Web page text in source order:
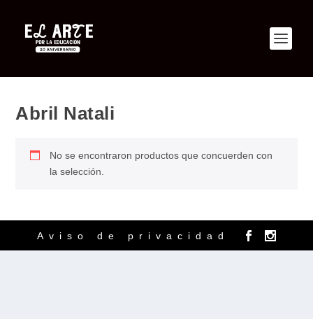
Abril Natali
No se encontraron productos que concuerden con
la selección.
Aviso de privacidad